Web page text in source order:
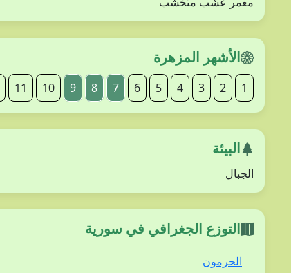
الأشهر المزهرة
1
2
3
4
5
6
7
8
9
10
11
البيئة
الجبال
التوزع الجغرافي في سورية
الحرمون